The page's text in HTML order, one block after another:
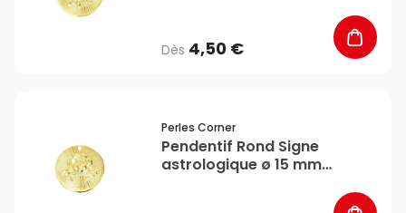
Dès 4,50 €
Perles Corner
Pendentif Rond Signe
astrologique ø 15 mm